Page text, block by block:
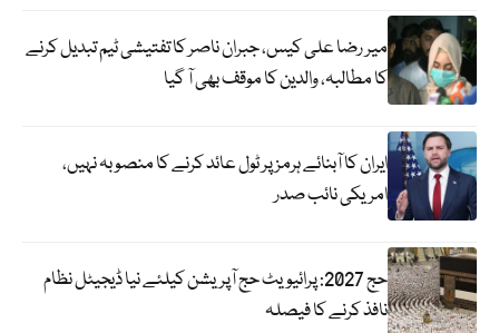
میر رضا علی کیس، جبران ناصر کا تفتیشی ٹیم تبدیل کرنے
کا مطالبہ، والدین کا موقف بھی آ گیا
ایران کا آبنائے ہرمز پر ٹول عائد کرنے کا منصوبہ نہیں،
امریکی نائب صدر
حج 2027: پرائیویٹ حج آپریشن کیلئے نیا ڈیجیٹل نظام
نافذ کرنے کا فیصلہ